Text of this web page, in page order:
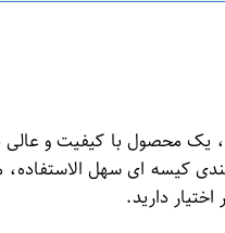
ارل گری بسته 20 عددی برند
کیسه ای سهل الاستفاده،
دارید.